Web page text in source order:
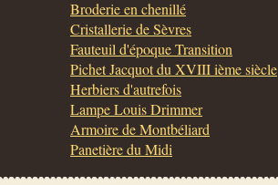
Broderie en chenillé
Cristallerie de Sèvres
Fauteuil d'époque Transition
Pichet Jacquot du XVIII ième siècle
Herbiers d'autrefois
Lampe Louis Drimmer
Armoire de Montbéliard
Panetière du Midi